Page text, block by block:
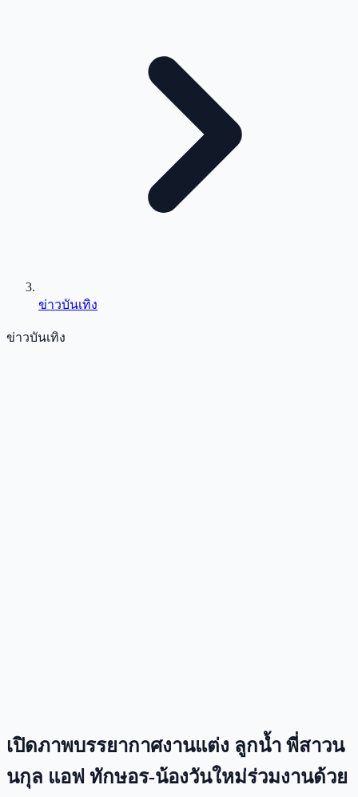
ข่าวบันเทิง
ข่าวบันเทิง
เปิดภาพบรรยากาศงานแต่ง ลูกน้ำ พี่สาวน
นกุล แอฟ ทักษอร-น้องวันใหม่ร่วมงานด้วย